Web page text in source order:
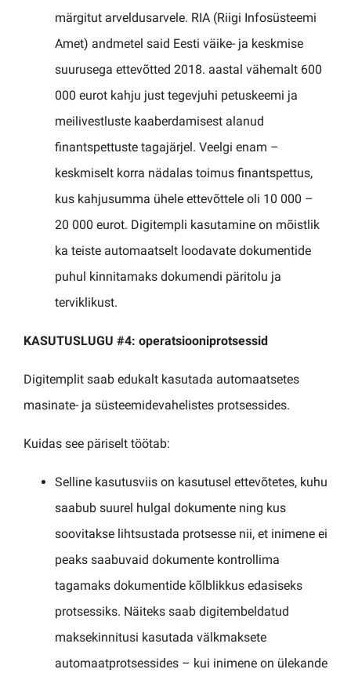
märgitut arveldusarvele. RIA (Riigi Infosüsteemi
Amet) andmetel said Eesti väike- ja keskmise
suurusega ettevõtted 2018. aastal vähemalt 600
000 eurot kahju just tegevjuhi petuskeemi ja
meilivestluste kaaberdamisest alanud
finantspettuste tagajärjel. Veelgi enam –
keskmiselt korra nädalas toimus finantspettus,
kus kahjusumma ühele ettevõttele oli 10 000 –
20 000 eurot. Digitempli kasutamine on mõistlik
ka teiste automaatselt loodavate dokumentide
puhul kinnitamaks dokumendi päritolu ja
terviklikust.
KASUTUSLUGU #4: operatsiooniprotsessid
Digitemplit saab edukalt kasutada automaatsetes
masinate- ja süsteemidevahelistes protsessides.
Kuidas see päriselt töötab:
Selline kasutusviis on kasutusel ettevõtetes, kuhu
saabub suurel hulgal dokumente ning kus
soovitakse lihtsustada protsesse nii, et inimene ei
peaks saabuvaid dokumente kontrollima
tagamaks dokumentide kõlblikkus edasiseks
protsessiks. Näiteks saab digitembeldatud
maksekinnitusi kasutada välkmaksete
automaatprotsessides – kui inimene on ülekande